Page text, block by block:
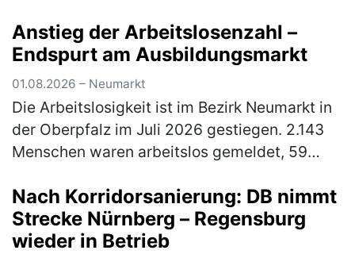
Günter Neidhardt nach Tansan…(mehr)
Anstieg der Arbeitslosenzahl –
Endspurt am Ausbildungsmarkt
01.08.2026 – Neumarkt
Die Arbeitslosigkeit ist im Bezirk Neumarkt in
der Oberpfalz im Juli 2026 gestiegen. 2.143
Menschen waren arbeitslos gemeldet, 59
90 Personen bzw. 4 Prozent…(mehr)
Nach Korridorsanierung: DB nimmt
Strecke Nürnberg – Regensburg
wieder in Betrieb